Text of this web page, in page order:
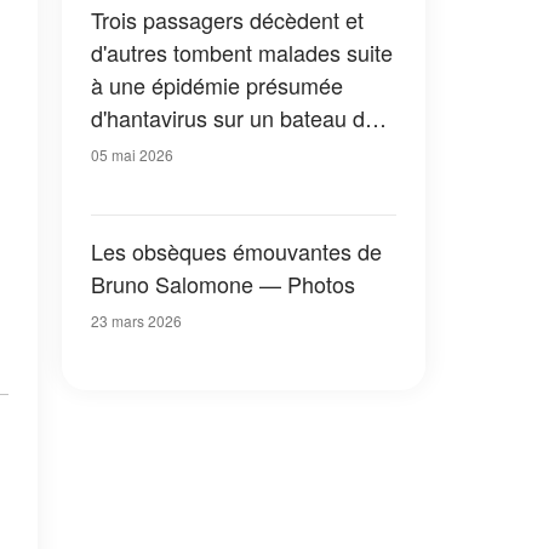
Trois passagers décèdent et
d'autres tombent malades suite
à une épidémie présumée
d'hantavirus sur un bateau de
croisière
05 mai 2026
Les obsèques émouvantes de
Bruno Salomone — Photos
23 mars 2026